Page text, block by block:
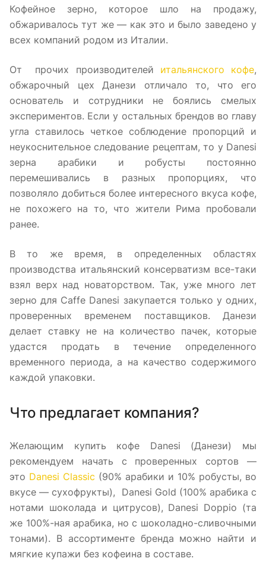
Кофейное зерно, которое шло на продажу,
обжаривалось тут же — как это и было заведено у
всех компаний родом из Италии.
От прочих производителей итальянского кофе,
обжарочный цех Данези отличало то, что его
основатель и сотрудники не боялись смелых
экспериментов. Если у остальных брендов во главу
угла ставилось четкое соблюдение пропорций и
неукоснительное следование рецептам, то у Danesi
зерна арабики и робусты постоянно
перемешивались в разных пропорциях, что
позволяло добиться более интересного вкуса кофе,
не похожего на то, что жители Рима пробовали
ранее.
В то же время, в определенных областях
производства итальянский консерватизм все-таки
взял верх над новаторством. Так, уже много лет
зерно для Caffe Danesi закупается только у одних,
проверенных временем поставщиков. Данези
делает ставку не на количество пачек, которые
удастся продать в течение определенного
временного периода, а на качество содержимого
каждой упаковки.
Что предлагает компания?
Желающим купить кофе Danesi (Данези) мы
рекомендуем начать с проверенных сортов —
это Danesi Classic (90% арабики и 10% робусты, во
вкусе — сухофрукты), Danesi Gold (100% арабика с
нотами шоколада и цитрусов), Danesi Doppio (та
же 100%-ная арабика, но с шоколадно-сливочными
тонами). В ассортименте бренда можно найти и
мягкие купажи без кофеина в составе.